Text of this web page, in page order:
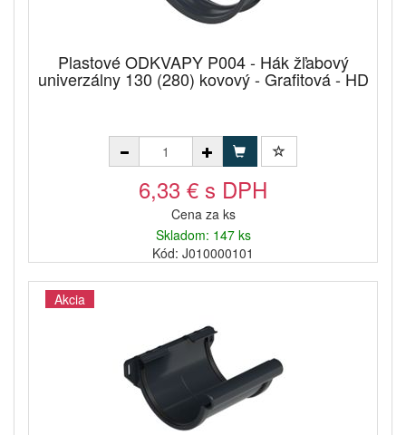
Plastové ODKVAPY P004 - Hák žľabový
univerzálny 130 (280) kovový - Grafitová - HD
6,33 € s DPH
Cena za ks
Skladom: 147 ks
Kód: J010000101
Akcia